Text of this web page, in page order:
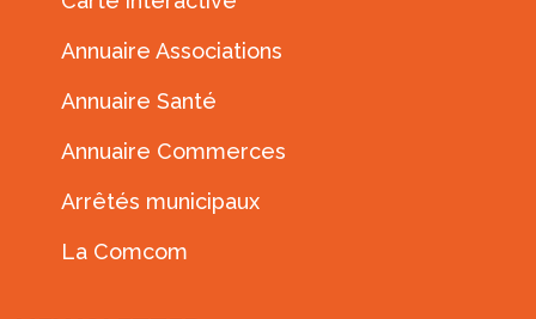
Annuaire Associations
Annuaire Santé
Annuaire Commerces
Arrêtés municipaux
La Comcom